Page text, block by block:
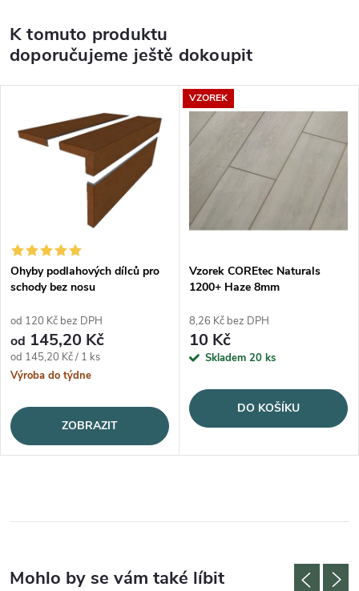
K tomuto produktu
doporučujeme ještě dokoupit
Ohyby podlahových dílců pro
schody bez nosu
od 120 Kč bez DPH
od 145,20 Kč
Měrná cena:
od 145,20 Kč / 1 ks
Výroba do týdne
ZOBRAZIT
VZOREK
Vzorek COREtec Naturals
1200+ Haze 8mm
8,26 Kč bez DPH
10 Kč
Skladem 20 ks
DO KOŠÍKU